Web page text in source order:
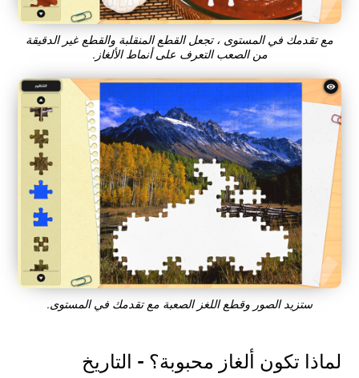
مع تقدمك في المستوى ، تجعل القطع المنقلبة والقطع غير الدقيقة
من الصعب التعرف على أنماط الألغاز.
ستزيد الصور وقطع اللغز الصعبة مع تقدمك في المستوى.
لماذا تكون ألغاز محبوبة؟ - التاريخ